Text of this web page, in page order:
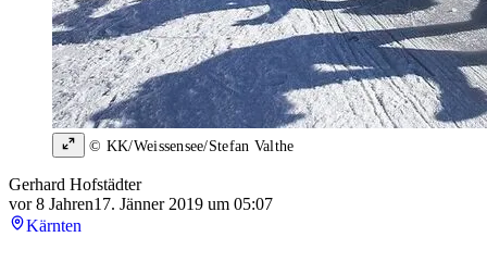
© KK/Weissensee/Stefan Valthe
Gerhard Hofstädter
vor 8 Jahren17. Jänner 2019 um 05:07
Kärnten